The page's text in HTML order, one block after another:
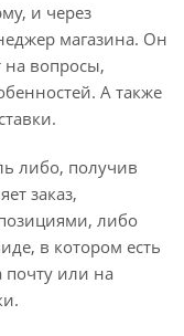
и через
магазина. Он
на вопросы,
А также
либо, получив
заказ,
либо
в котором есть
почту или на